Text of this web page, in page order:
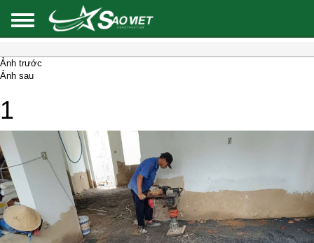
Ảnh trước
Ảnh sau
1